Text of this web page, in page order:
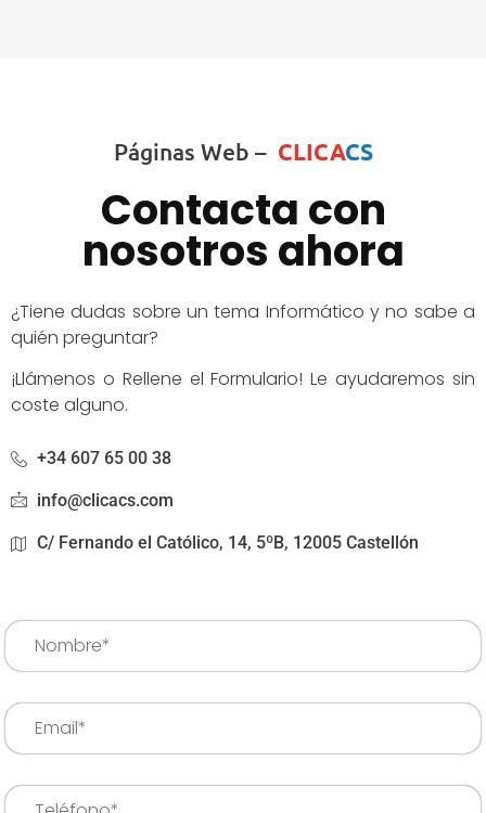
Páginas Web – CLICACS
Contacta con
nosotros ahora
¿Tiene dudas sobre un tema Informático y no sabe a
quién preguntar?
¡Llámenos o Rellene el Formulario! Le ayudaremos sin
coste alguno.
+34 607 65 00 38
info@clicacs.com
C/ Fernando el Católico, 14, 5ºB, 12005 Castellón